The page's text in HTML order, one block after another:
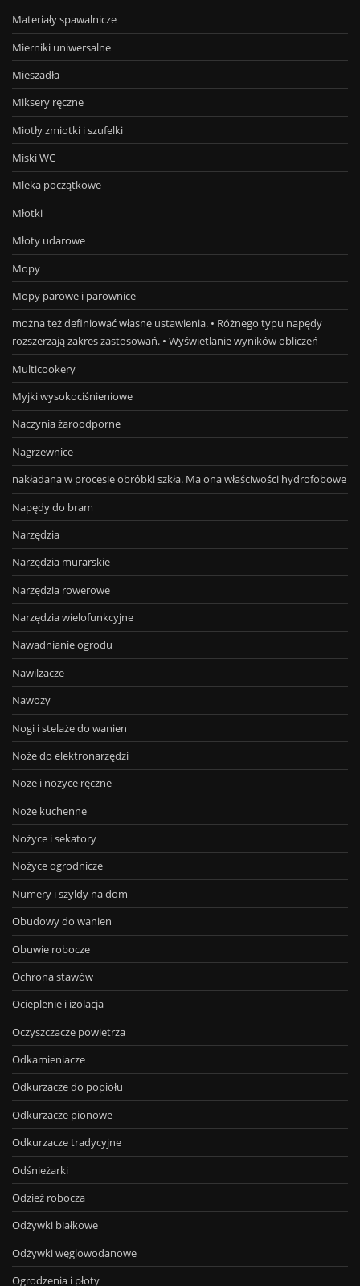
Materiały spawalnicze
Mierniki uniwersalne
Mieszadła
Miksery ręczne
Miotły zmiotki i szufelki
Miski WC
Mleka początkowe
Młotki
Młoty udarowe
Mopy
Mopy parowe i parownice
można też definiować własne ustawienia. • Różnego typu napędy
rozszerzają zakres zastosowań. • Wyświetlanie wyników obliczeń
Multicookery
Myjki wysokociśnieniowe
Naczynia żaroodporne
Nagrzewnice
nakładana w procesie obróbki szkła. Ma ona właściwości hydrofobowe
Napędy do bram
Narzędzia
Narzędzia murarskie
Narzędzia rowerowe
Narzędzia wielofunkcyjne
Nawadnianie ogrodu
Nawilżacze
Nawozy
Nogi i stelaże do wanien
Noże do elektronarzędzi
Noże i nożyce ręczne
Noże kuchenne
Nożyce i sekatory
Nożyce ogrodnicze
Numery i szyldy na dom
Obudowy do wanien
Obuwie robocze
Ochrona stawów
Ocieplenie i izolacja
Oczyszczacze powietrza
Odkamieniacze
Odkurzacze do popiołu
Odkurzacze pionowe
Odkurzacze tradycyjne
Odśnieżarki
Odzież robocza
Odżywki białkowe
Odżywki węglowodanowe
Ogrodzenia i płoty